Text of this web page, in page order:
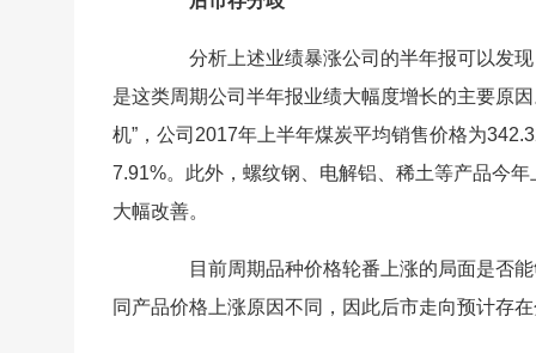
分析上述业绩暴涨公司的半年报可以发现
是这类周期公司半年报业绩大幅度增长的主要原
机”，公司2017年上半年煤炭平均销售价格为
7.91%。此外，螺纹钢、电解铝、稀土等产品今
大幅改善。
目前周期品种价格轮番上涨的局面是否能
同产品价格上涨原因不同，因此后市走向预计存